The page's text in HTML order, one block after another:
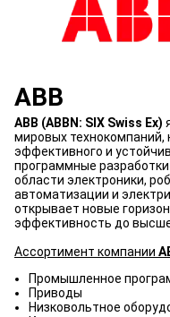
ABB
ABB (ABBN: SIX Swiss Ex)
мировых технокомпаний,
эффективного и
программные
области электроники,
автоматизации и
открывает новые
эффективность до
Ассортимент компании
Промышленное
Приводы
Низковольтное